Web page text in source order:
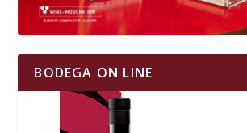
BODEGA ON LINE